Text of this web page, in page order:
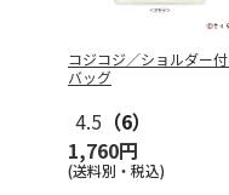
コジコジ／ショルダー付
バッグ
4.5 （6）
1,760円
(送料別・税込)